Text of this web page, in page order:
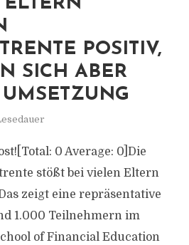
POSITIV,
SICH ABER
0 Average: 0]Die
stößt bei vielen Eltern
zeigt eine repräsentative
1.000 Teilnehmern im
of Financial Education